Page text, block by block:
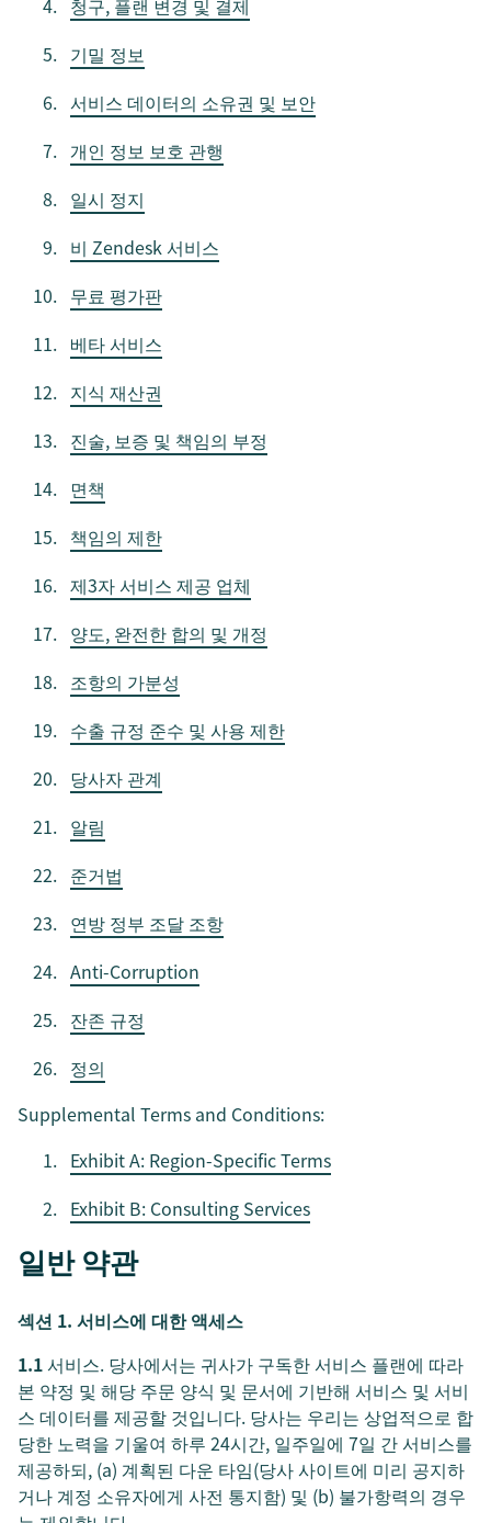
청구, 플랜 변경 및 결제
기밀 정보
서비스 데이터의 소유권 및 보안
개인 정보 보호 관행
일시 정지
비 Zendesk 서비스
무료 평가판
베타 서비스
지식 재산권
진술, 보증 및 책임의 부정
면책
책임의 제한
제3자 서비스 제공 업체
양도, 완전한 합의 및 개정
조항의 가분성
수출 규정 준수 및 사용 제한
당사자 관계
알림
준거법
연방 정부 조달 조항
Anti-Corruption
잔존 규정
정의
Supplemental Terms and Conditions:
Exhibit A: Region-Specific Terms
Exhibit B: Consulting Services
일반 약관
섹션 1. 서비스에 대한 액세스
1.1서비스. 당사에서는 귀사가 구독한 서비스 플랜에 따라
본 약정 및 해당 주문 양식 및 문서에 기반해 서비스 및 서비
스 데이터를 제공할 것입니다. 당사는 우리는 상업적으로 합
당한 노력을 기울여 하루 24시간, 일주일에 7일 간 서비스를
제공하되, (a) 계획된 다운 타임(당사 사이트에 미리 공지하
거나 계정 소유자에게 사전 통지함) 및 (b) 불가항력의 경우